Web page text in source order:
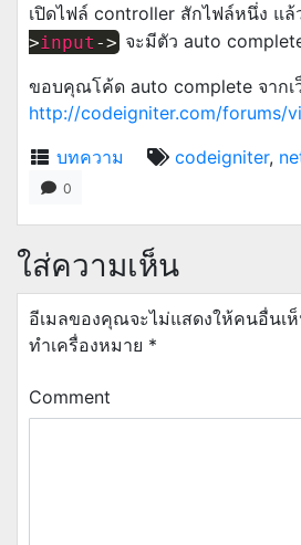
เปิดไฟล์ controller สักไฟล์หนึ่ง แ
>input ->จะมีตัว auto
ขอบคุณโค้ด auto complete จากเ
http://codeigniter.com/forums/
บทความ
codeigniter,
0
ใส่ความเห็น
อีเมลของคุณจะไม่แสดงให้คนอื่นเ
ทำเครื่องหมาย *
Comment